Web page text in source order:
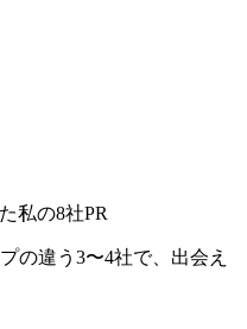
私の8社PR
の違う 3〜4社で、出会え